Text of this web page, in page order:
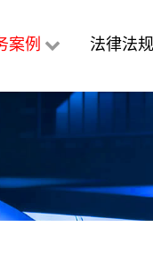
案例 法律法规